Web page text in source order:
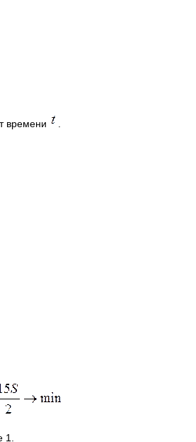
времени